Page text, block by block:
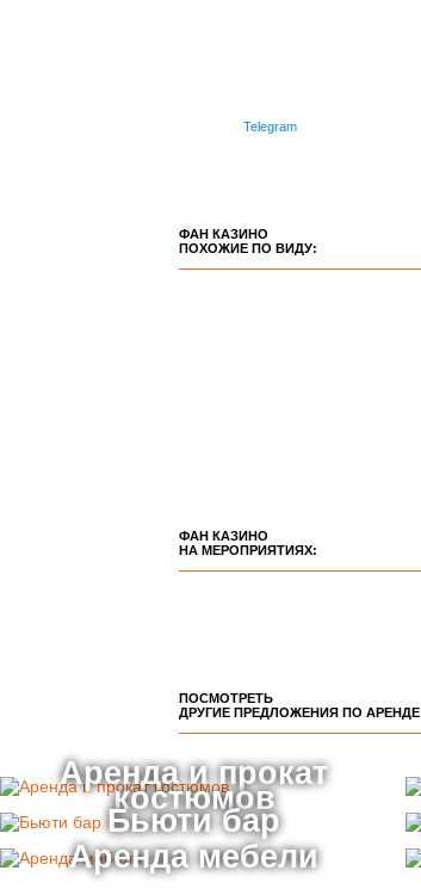
Telegram
ФАН КАЗИНО
ПОХОЖИЕ ПО ВИДУ:
ФАН КАЗИНО
НА МЕРОПРИЯТИЯХ:
ПОСМОТРЕТЬ
ДРУГИЕ ПРЕДЛОЖЕНИЯ ПО АРЕНДЕ
Аренда и прокат
костюмов
Бьюти бар
Аренда мебели